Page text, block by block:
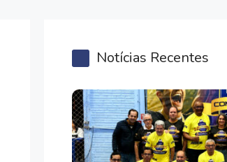
Notícias Recentes